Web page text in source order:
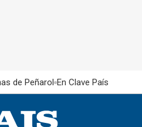
de Peñarol En Clave País